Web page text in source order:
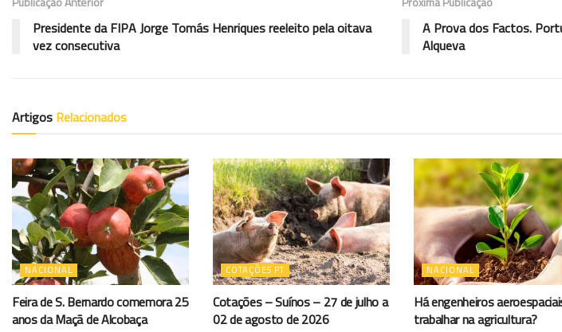
Presidente da FIPA Jorge Tomás Henriques reeleito pela oitava
vez consecutiva
A Prova dos Factos.
Alqueva
Artigos Relacionados
NACIONAL
Feira de S. Bernardo comemora 25
anos da Maçã de Alcobaça
COTAÇÕES PT
Cotações – Suínos – 27 de julho a
02 de agosto de 2026
NACIONAL
Há engenheiros
trabalhar na agricultura?